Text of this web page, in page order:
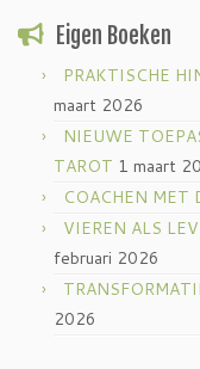
Eigen Boeken
PRAKTISCHE
maart 2026
NIEUWE
TAROT 1 maart
COACHEN MET
VIEREN ALS
februari 2026
2026